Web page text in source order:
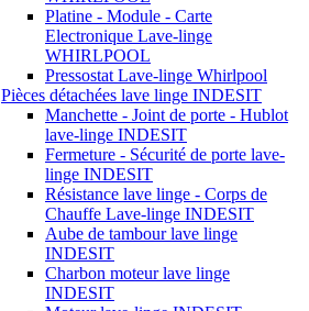
Platine - Module - Carte
Electronique Lave-linge
WHIRLPOOL
Pressostat Lave-linge Whirlpool
Pièces détachées lave linge INDESIT
Manchette - Joint de porte - Hublot
lave-linge INDESIT
Fermeture - Sécurité de porte lave-
linge INDESIT
Résistance lave linge - Corps de
Chauffe Lave-linge INDESIT
Aube de tambour lave linge
INDESIT
Charbon moteur lave linge
INDESIT